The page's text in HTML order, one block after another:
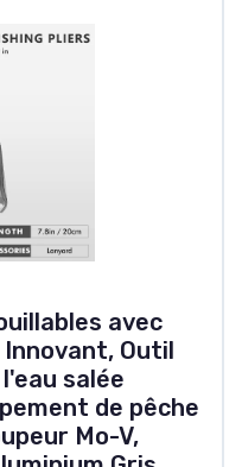
avec
Outil
salée
de pêche
Mo-V,